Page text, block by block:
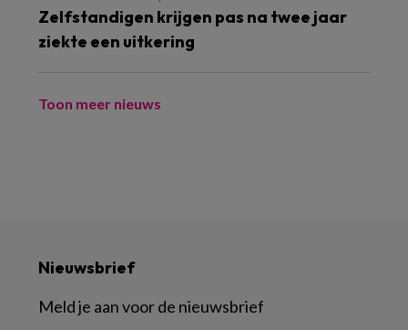
Zelfstandigen krijgen pas na twee jaar
ziekte een uitkering
Toon meer nieuws
Nieuwsbrief
Meld je aan voor de nieuwsbrief